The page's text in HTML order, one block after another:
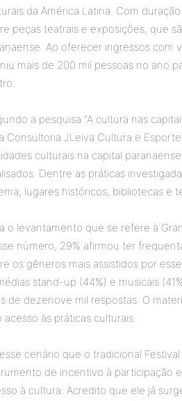
da América Latina. Com
peças teatrais e exposições, que
Ao oferecer ingressos com
mais de 200 mil pessoas no ano
a pesquisa “A cultura nas
Consultoria JLeiva Cultura e
culturais na capital
Dentre as práticas
lugares históricos, bibliotecas e
o levantamento que se refere à
número, 29% afirmou ter
os gêneros mais assistidos por
stand-up (44%) e musicais
de dezenove mil respostas. O
acesso às práticas culturais.
cenário que o tradicional
de incentivo à participação
à cultura. Acredito que ele já